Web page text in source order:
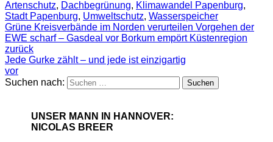
Artenschutz, Dachbegrünung, Klimawandel Papenburg,
Stadt Papenburg, Umweltschutz, Wasserspeicher
Grüne Kreisverbände im Norden verurteilen Vorgehen der
EWE scharf – Gasdeal vor Borkum empört Küstenregion
zurück
Jede Gurke zählt – und jede ist einzigartig
vor
Suchen nach:
UNSER MANN IN HANNOVER:
NICOLAS BREER